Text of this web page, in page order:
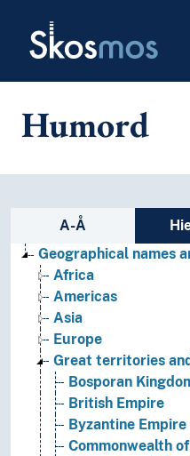
Skosmos
Humord
Sidefelt:
A-Å
Geographical names
Africa
Americas
Asia
Europe
Great territories
Bosporan
British Empire
Byzantine Empire
Commonwealth